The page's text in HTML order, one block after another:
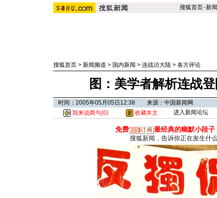
搜狐首页-新闻
搜狐首页 > 新闻频道 > 国内新闻 > 连战访大陆 > 各方评论
图：美学者解析连战
时间：2005年05月05日12:38 来源：中国新闻网
我来说两句(0) 收藏本文 进入新闻论坛
免费 最经典的幽默小段子
搜狐新闻，告诉你正在发生什